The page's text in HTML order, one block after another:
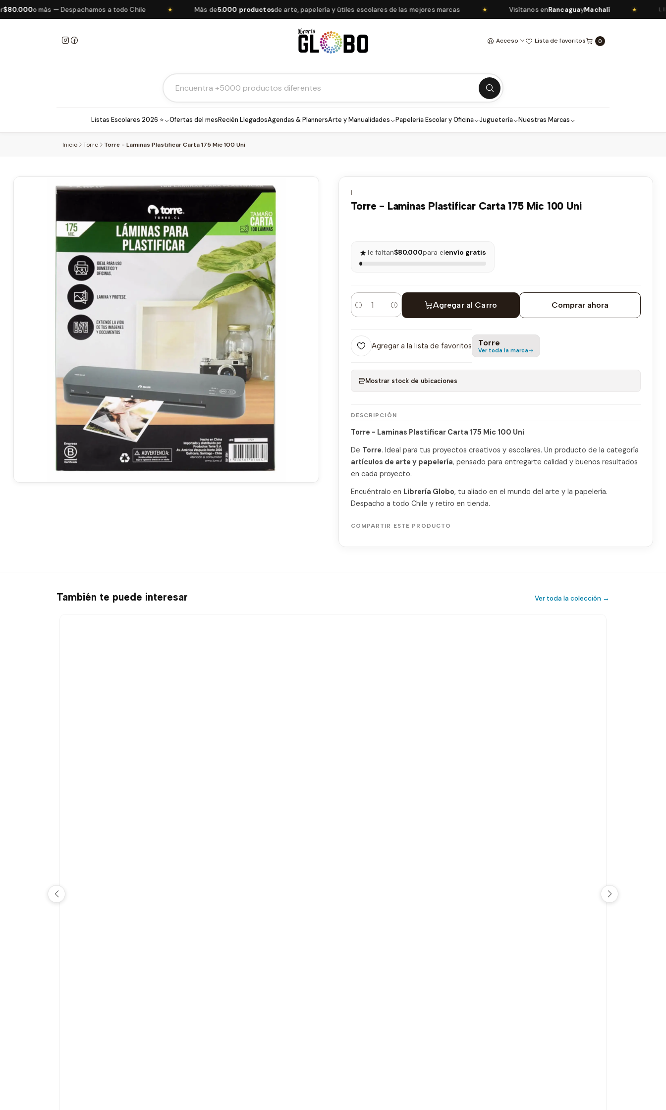
o más — Despachamos a todo Chile Más de5.000 productosde arte, papelería y útiles escolares de las mejores marcas Visítanos enRancaguayMachalí
Acceso Lista de favoritos 0
Listas Escolares 2026 ⭐ Ofertas del mesRecién LlegadosAgendas & PlannersArte y Manualidades Papeleria Escolar y Oficina Juguetería Nuestras Marcas
Inicio Torre Torre - Laminas Plastificar Carta 175 Mic 100 Uni
|
Torre - Laminas Plastificar Carta 175 Mic 100 Uni
★Te faltan$80.000para elenvío gratis
Cantidad Agregar al Carro Comprar ahora
Agregar a la lista de favoritos Torre
Ver toda la marca
Mostrar stock de ubicaciones
DESCRIPCIÓN
Torre - Laminas Plastificar Carta 175 Mic 100 Uni
De Torre. Ideal para tus proyectos creativos y escolares. Un producto de la categoría
artículos de arte y papelería, pensado para entregarte calidad y buenos resultados
en cada proyecto.
Encuéntralo en Librería Globo, tu aliado en el mundo del arte y la papelería.
Despacho a todo Chile y retiro en tienda.
COMPARTIR ESTE PRODUCTO
También te puede interesar Ver toda la colección →